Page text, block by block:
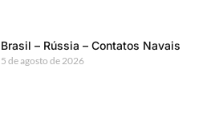
Brasil – Rússia – Contatos Navais
5 de agosto de 2026